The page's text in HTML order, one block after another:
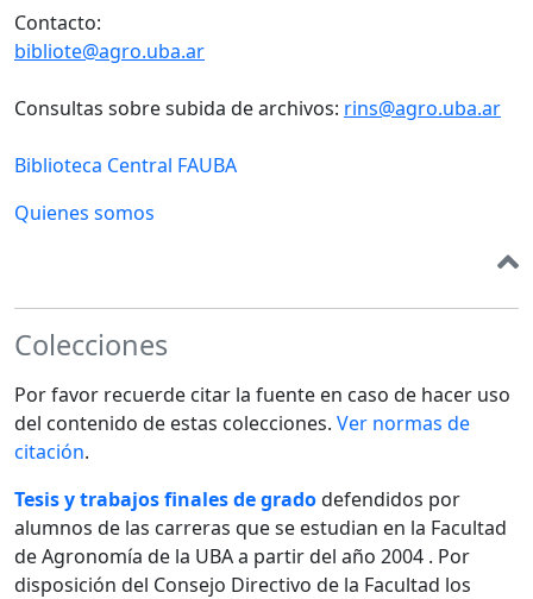
Contacto:
bibliote@agro.uba.ar
Consultas sobre subida de archivos: rins@agro.uba.ar
Biblioteca Central FAUBA
Quienes somos
Colecciones
Por favor recuerde citar la fuente en caso de hacer uso
del contenido de estas colecciones. Ver normas de
citación.
Tesis y trabajos finales de gradodefendidos por
alumnos de las carreras que se estudian en la Facultad
de Agronomía de la UBA a partir del año 2004 . Por
disposición del Consejo Directivo de la Facultad los